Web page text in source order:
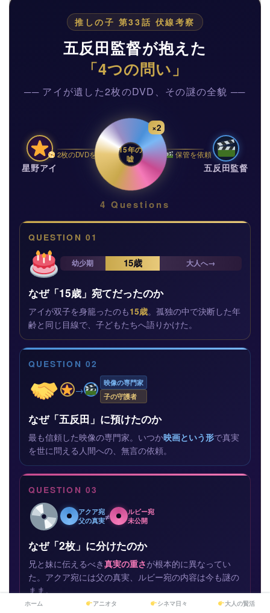
推しの子 第33話 伏線考察
五反田監督が抱えた
「4つの問い」
── アイが遺した2枚のDVD、その謎の全貌 ──
星野アイ
2枚のDVDを託す
15年の
嘘
×2
保管を依頼
五反田監督
4 Questions
QUESTION 01
幼少期 15歳 大人へ→
なぜ「15歳」宛てだったのか
アイが双子を身籠ったのも15歳。孤独の中で決断した年
齢と同じ目線で、子どもたちへ語りかけた。
QUESTION 02
→
映像の専門家
子の守護者
なぜ「五反田」に預けたのか
最も信頼した映像の専門家。いつか映画という形で真実
を世に問える人間への、無言の依頼。
QUESTION 03
アクア宛
父の真実≠
ルビー宛
未公開
なぜ「2枚」に分けたのか
兄と妹に伝えるべき真実の重さが根本的に異なってい
た。アクア宛には父の真実、ルビー宛の内容は今も謎の
まま。
ホーム アニオタ シネマ日々 大人の賢活